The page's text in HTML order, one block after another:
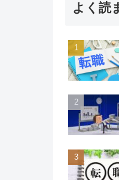
よく読